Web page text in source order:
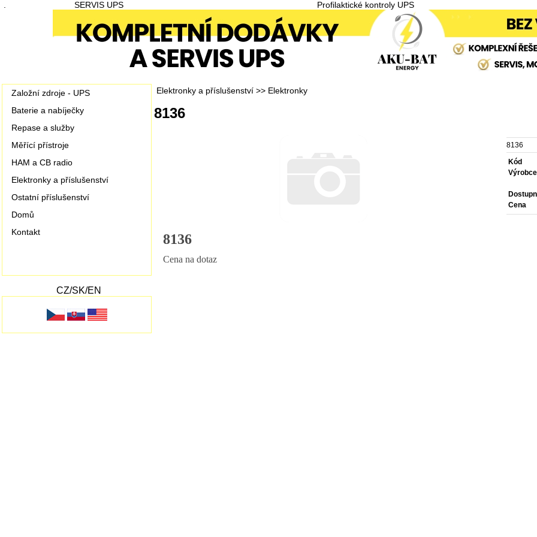
SERVIS UPS Profilaktické kontroly UPS
Založní zdroje - UPS
Baterie a nabíječky
Repase a služby
Měřící přístroje
HAM a CB radio
Elektronky a příslušenství
Ostatní příslušenství
Domů
Kontakt
CZ/SK/EN
Elektronky a příslušenství>> Elektronky
8136
8136
Kód
Výrobce
Cena
8136
Cena na dotaz